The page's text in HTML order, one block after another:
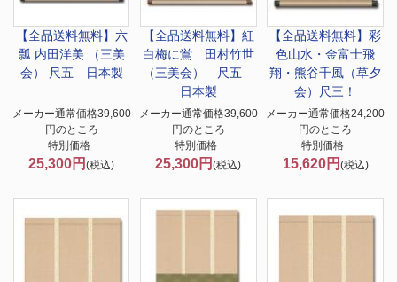
【全品送料無料】 六
瓢 内田洋美 （三美
会） 尺五 日本製
メーカー通常価格39,600
円のところ
特別価格
25,300円(税込)
【全品送料無料】 紅
白梅に鴬 田村竹世
（三美会） 尺五
日本製
メーカー通常価格39,600
円のところ
特別価格
25,300円(税込)
【全品送料無料】彩
色山水・金富士飛
翔・熊谷千風（草夕
会）尺三！
メーカー通常価格24,200
円のところ
特別価格
15,620円 (税込)